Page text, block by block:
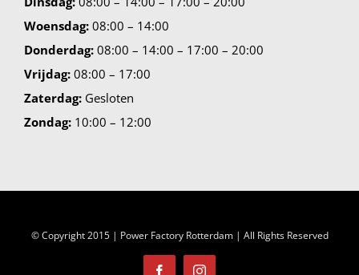
Woensdag:08:00 – 14:00
Donderdag:08:00 – 14:00 – 17:00 – 20:00
Vrijdag: 08:00 – 17:00
Zaterdag:Gesloten
Zondag:10:00 – 12:00
© Copyright 2015 | Power Factory Rotterdam | All Rights Reserved